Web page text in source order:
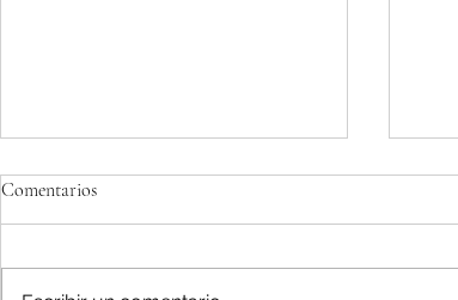
Comentarios